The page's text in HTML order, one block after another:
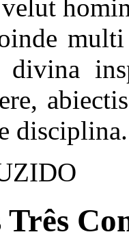
disciplina.
Três